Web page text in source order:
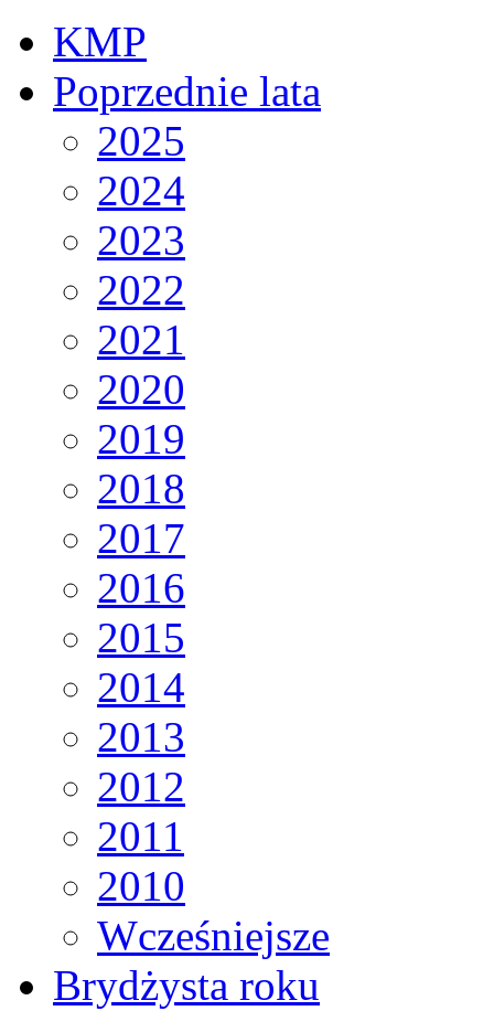
KMP
Poprzednie lata
2025
2024
2023
2022
2021
2020
2019
2018
2017
2016
2015
2014
2013
2012
2011
2010
Wcześniejsze
Brydżysta roku